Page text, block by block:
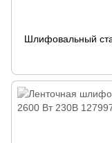
Шлифовальный